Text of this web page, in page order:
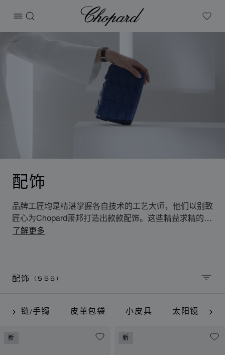
打开菜单
搜索
Chopard
My
配饰
品牌工匠均是精湛掌握各自技术的工艺大师，他们以别致
匠心为Chopard萧邦打造出款款配饰。这些精益求精的佳
作不仅以隽永且现代的材料制成，还将品牌经典元素与卓
了解更多
配饰(555) 排序
手链/手镯 皮革包袋 小皮具 太阳镜
新 新